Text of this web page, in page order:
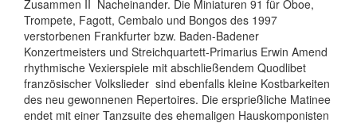
Zusammen II  Nacheinander. Die Miniaturen 91 für Oboe,
Trompete, Fagott, Cembalo und Bongos des 1997
verstorbenen Frankfurter bzw. Baden-Badener
Konzertmeisters und Streichquartett-Primarius Erwin Amend 
rhythmische Vexierspiele mit abschließendem Quodlibet
französischer Volkslieder  sind ebenfalls kleine Kostbarkeiten
des neu gewonnenen Repertoires. Die ersprießliche Matinee
endet mit einer Tanzsuite des ehemaligen Hauskomponisten